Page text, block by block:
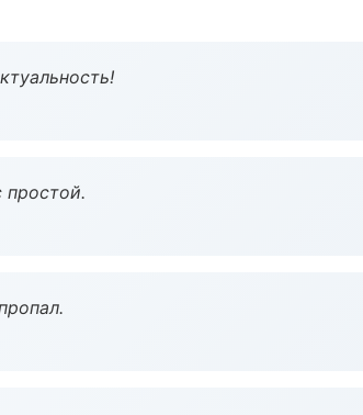
простой.